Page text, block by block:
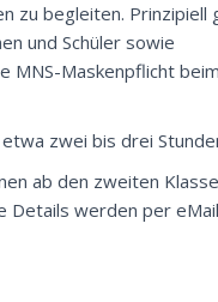
zu begleiten. Prinzipiell
und Schüler sowie
MNS-Maskenpflicht
zwei bis drei
ab den zweiten
Details werden per eMail